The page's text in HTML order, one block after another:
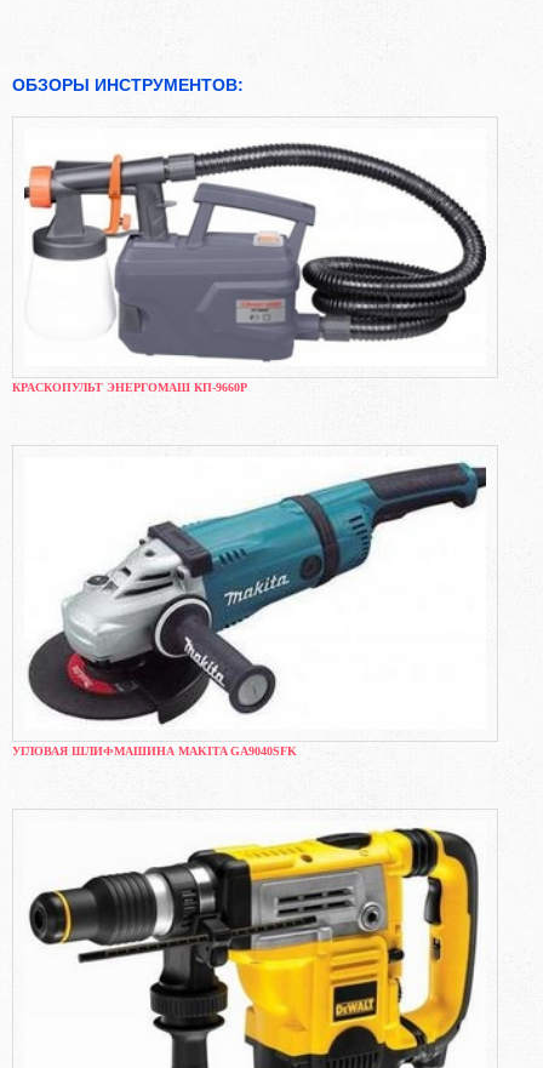
ОБЗОРЫ ИНСТРУМЕНТОВ:
КРАСКОПУЛЬТ ЭНЕРГОМАШ КП-9660Р
УГЛОВАЯ ШЛИФМАШИНА MAKITA GA9040SFK